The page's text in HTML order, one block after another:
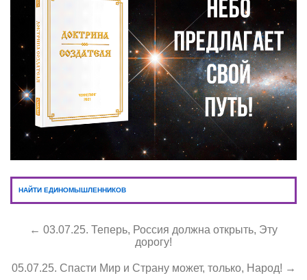
НАЙТИ ЕДИНОМЫШЛЕННИКОВ
← 03.07.25. Теперь, Россия должна открыть, Эту
дорогу!
05.07.25. Спасти Мир и Страну может, только, Народ! →